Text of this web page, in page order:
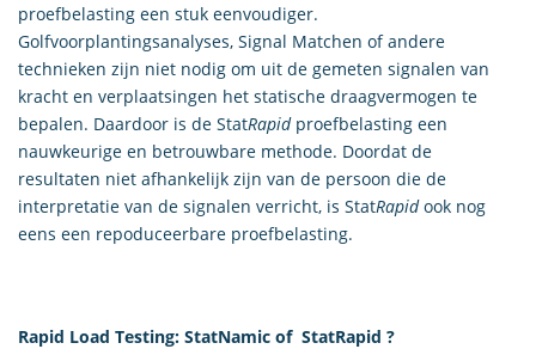
proefbelasting een stuk eenvoudiger.
Golfvoorplantingsanalyses, Signal Matchen of andere
technieken zijn niet nodig om uit de gemeten signalen van
kracht en verplaatsingen het statische draagvermogen te
bepalen. Daardoor is de StatRapidproefbelasting een
nauwkeurige en betrouwbare methode. Doordat de
resultaten niet afhankelijk zijn van de persoon die de
interpretatie van de signalen verricht, is StatRapidook nog
eens een repoduceerbare proefbelasting.
Rapid Load Testing: StatNamic of StatRapid ?